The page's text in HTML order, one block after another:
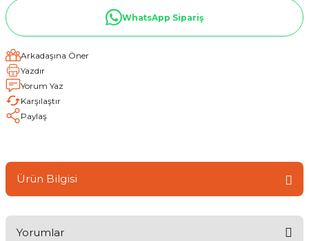
WhatsApp Sipariş
Arkadaşına Öner
Yazdır
Yorum Yaz
Karşılaştır
Paylaş
Ürün Bilgisi
Yorumlar